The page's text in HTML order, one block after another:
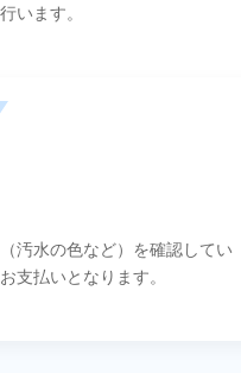
います。
汚水の色など）を確認してい
支払いとなります。